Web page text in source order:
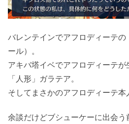
バレンテインでアフロディーテ
ール）。
アキバ塔イベでアフロディーテ
「人形」ガラテア。
そしてまさかのアフロディーテ本
余談だけどブシューケーに出会う